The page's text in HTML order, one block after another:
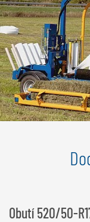
Obutí 520/50-